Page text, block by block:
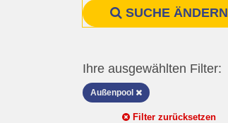
SUCHE ÄNDERN
Ihre ausgewählten Filter:
Außenpool
Filter zurücksetzen